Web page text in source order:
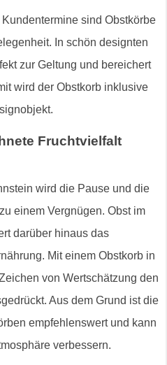
sind Obstkörbe
In schön designten
zur Geltung und bereichert
wird der Obstkorb inklusive
Fruchtvielfalt
wird die Pause und die
einem Vergnügen. Obst im
darüber hinaus das
Mit einem Obstkorb in
von Wertschätzung den
Aus dem Grund ist die
empfehlenswert und kann
verbessern.